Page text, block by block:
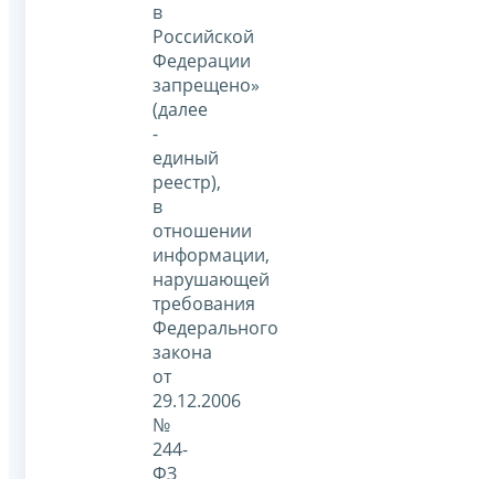
в
Российской
Федерации
запрещено»
(далее
-
единый
реестр),
в
отношении
информации,
нарушающей
требования
Федерального
закона
от
29.12.2006
№
244-
ФЗ